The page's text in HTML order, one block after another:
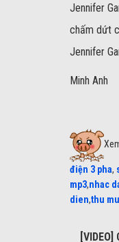
Jennifer
chấm dứt
Jennifer
Minh Anh
điện 3 pha,
mp3,nhac
dien,thu